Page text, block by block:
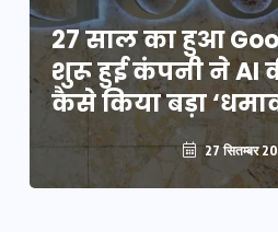
27 साल का हुआ
शुरू हुई कंपनी ने AI
कैसे किया बड़ा
27 सितम्बर